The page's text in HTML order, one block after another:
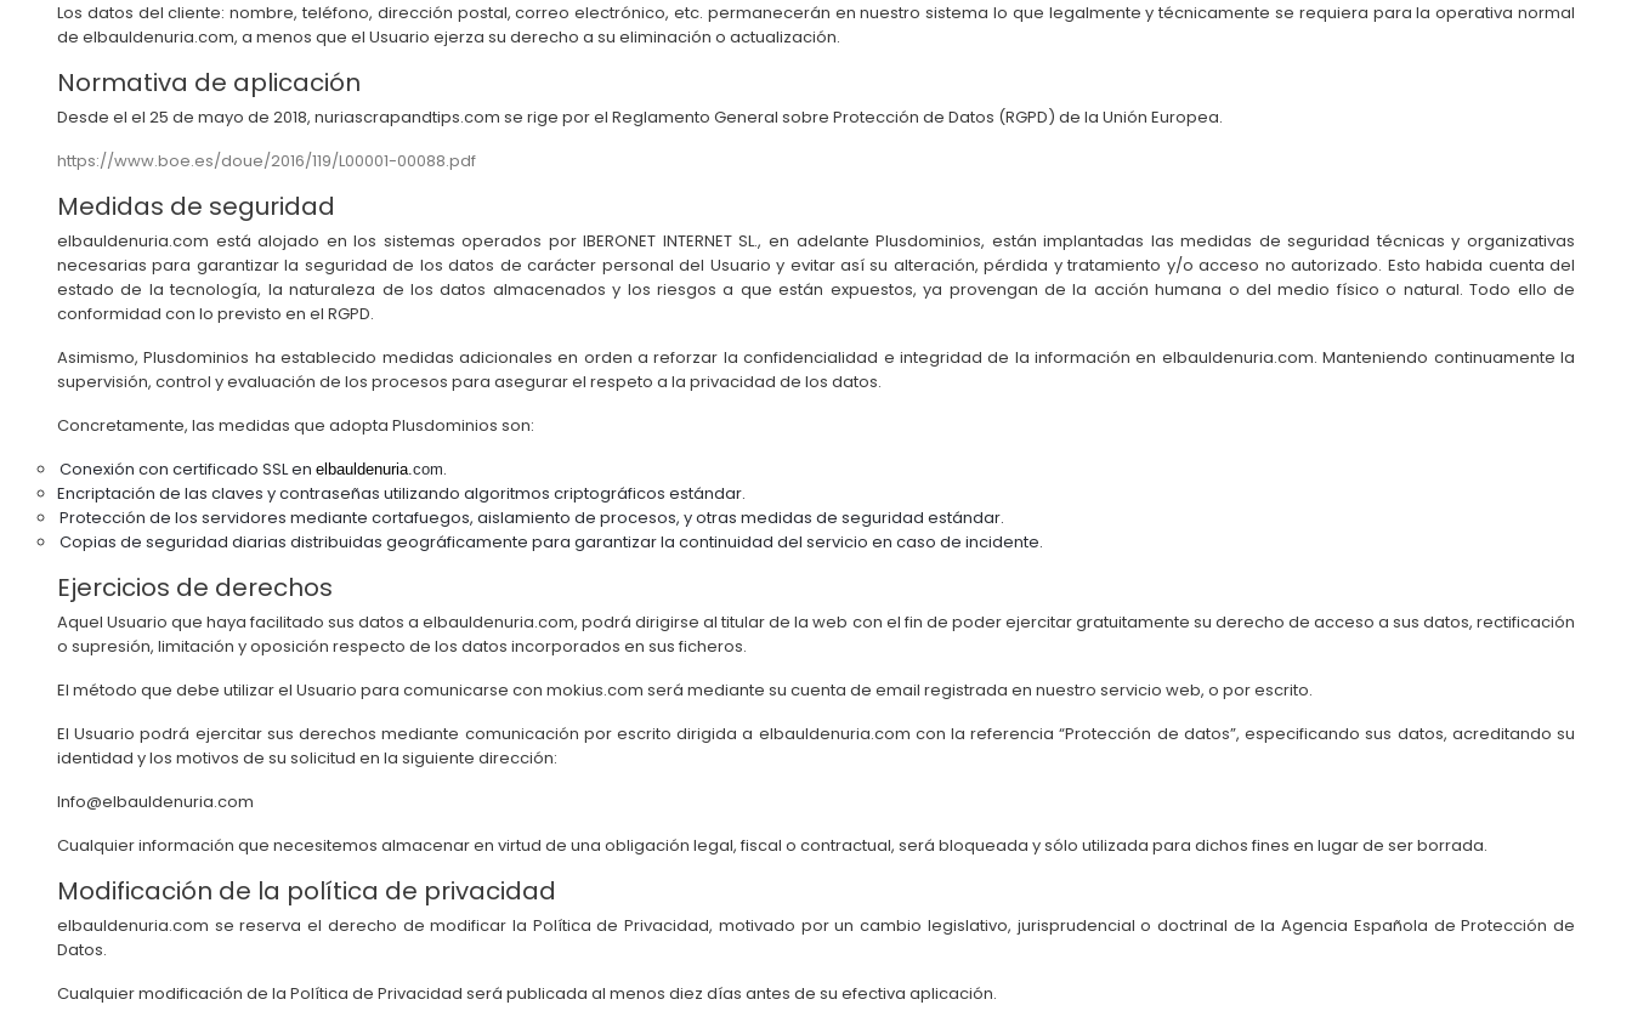
Los datos del cliente: nombre, teléfono, dirección postal, correo electrónico, etc. permanecerán en nuestro sistema lo que legalmente y técnicamente se requiera para la operativa normal
de elbauldenuria.com, a menos que el Usuario ejerza su derecho a su eliminación o actualización.
Normativa de aplicación
Desde el el 25 de mayo de 2018, nuriascrapandtips.com se rige por el Reglamento General sobre Protección de Datos (RGPD) de la Unión Europea.
https://www.boe.es/doue/2016/119/L00001-00088.pdf
Medidas de seguridad
elbauldenuria.com está alojado en los sistemas operados por IBERONET INTERNET SL., en adelante Plusdominios, están implantadas las medidas de seguridad técnicas y organizativas
necesarias para garantizar la seguridad de los datos de carácter personal del Usuario y evitar así su alteración, pérdida y tratamiento y/o acceso no autorizado. Esto habida cuenta del
estado de la tecnología, la naturaleza de los datos almacenados y los riesgos a que están expuestos, ya provengan de la acción humana o del medio físico o natural. Todo ello de
conformidad con lo previsto en el RGPD.
Asimismo, Plusdominios ha establecido medidas adicionales en orden a reforzar la confidencialidad e integridad de la información en elbauldenuria.com. Manteniendo continuamente la
supervisión, control y evaluación de los procesos para asegurar el respeto a la privacidad de los datos.
Concretamente, las medidas que adopta Plusdominios son:
Conexión con certificado SSL en elbauldenuria.com.
Encriptación de las claves y contraseñas utilizando algoritmos criptográficos estándar.
Protección de los servidores mediante cortafuegos, aislamiento de procesos, y otras medidas de seguridad estándar.
Copias de seguridad diarias distribuidas geográficamente para garantizar la continuidad del servicio en caso de incidente.
Ejercicios de derechos
Aquel Usuario que haya facilitado sus datos a elbauldenuria.com, podrá dirigirse al titular de la web con el fin de poder ejercitar gratuitamente su derecho de acceso a sus datos, rectificación
o supresión, limitación y oposición respecto de los datos incorporados en sus ficheros.
El método que debe utilizar el Usuario para comunicarse con mokius.com será mediante su cuenta de email registrada en nuestro servicio web, o por escrito.
El Usuario podrá ejercitar sus derechos mediante comunicación por escrito dirigida a elbauldenuria.com con la referencia “Protección de datos”, especificando sus datos, acreditando su
identidad y los motivos de su solicitud en la siguiente dirección:
Info@elbauldenuria.com
Cualquier información que necesitemos almacenar en virtud de una obligación legal, fiscal o contractual, será bloqueada y sólo utilizada para dichos fines en lugar de ser borrada.
Modificación de la política de privacidad
elbauldenuria.com se reserva el derecho de modificar la Política de Privacidad, motivado por un cambio legislativo, jurisprudencial o doctrinal de la Agencia Española de Protección de
Datos.
Cualquier modificación de la Política de Privacidad será publicada al menos diez días antes de su efectiva aplicación.